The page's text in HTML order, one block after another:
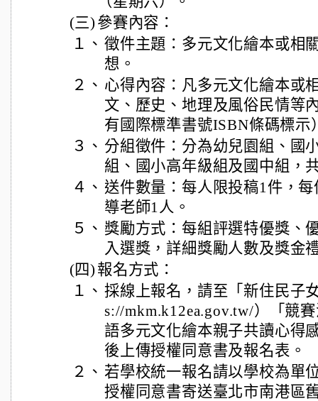
(三) 參賽內容：
１、 徵件主題：多元文化繪本或相
想。
２、 心得內容：凡多元文化繪本或
文、歷史、地理及風俗民情等
有國際標準書號ISBN條碼標示
３、 分組徵件：分為幼兒園組、國
組、國小高年級組及國中組，
４、 送件數量：每人限投稿1件，
導老師1人。
５、 獎勵方式：每組評選特優獎、
入選獎，詳細獎勵人數及獎金
(四) 報名方式：
１、 採線上報名，請至「新住民子
s://mkm.k12ea.gov.tw/）「競
語多元文化繪本親子共讀心得
後上傳授權同意書及報名表。
２、 若學校統一報名請以學校為單
授權同意書寄送臺北市南港區